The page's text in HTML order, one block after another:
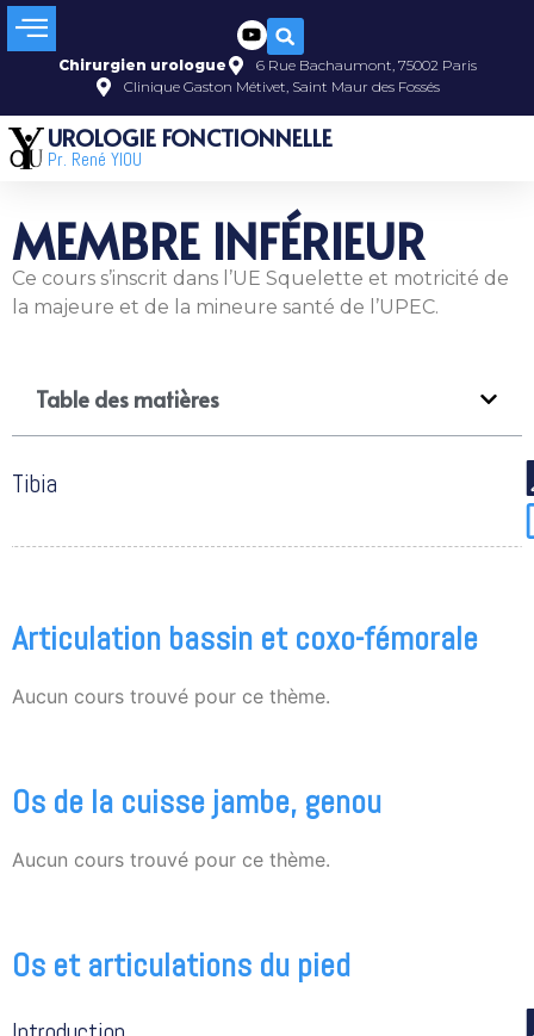
Chirurgien urologue
6 Rue Bachaumont, 75002 Paris
Clinique Gaston Métivet, Saint Maur des Fossés
UROLOGIE FONCTIONNELLE
Pr. René YIOU
MEMBRE INFÉRIEUR
Ce cours s’inscrit dans l’UE Squelette et motricité de
la majeure et de la mineure santé de l’UPEC.
Tibia
Articulation bassin et coxo-fémorale
Aucun cours trouvé pour ce thème.
Os de la cuisse jambe, genou
Aucun cours trouvé pour ce thème.
Os et articulations du pied
Table des matières